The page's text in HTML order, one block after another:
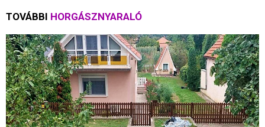
TOVÁBBI HORGÁSZNYARALÓ